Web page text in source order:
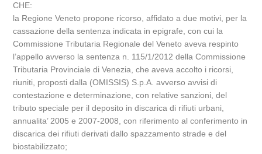
CHE:
la Regione Veneto propone ricorso, affidato a due motivi, per la
cassazione della sentenza indicata in epigrafe, con cui la
Commissione Tributaria Regionale del Veneto aveva respinto
l’appello avverso la sentenza n. 115/1/2012 della Commissione
Tributaria Provinciale di Venezia, che aveva accolto i ricorsi,
riuniti, proposti dalla (OMISSIS) S.p.A. avverso avvisi di
contestazione e determinazione, con relative sanzioni, del
tributo speciale per il deposito in discarica di rifiuti urbani,
annualita’ 2005 e 2007-2008, con riferimento al conferimento in
discarica dei rifiuti derivati dallo spazzamento strade e del
biostabilizzato;